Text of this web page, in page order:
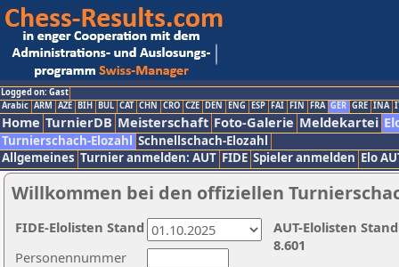
Logged on: Gast
Arabic ARM AZE BIH BUL CAT CHN CRO CZE DEN ENG ESP FAI FIN FRA GER GRE INA
Home TurnierDB Meisterschaft Foto-Galerie Meldekartei
Turnierschach-Elozahl Schnellschach-Elozahl
Allgemeines Turnier anmelden: AUT FIDE Spieler anmelden Elo
Willkommen bei den offiziellen
Personennummer
AUT-Elolisten
8.601
FIDE-Elolisten Stand